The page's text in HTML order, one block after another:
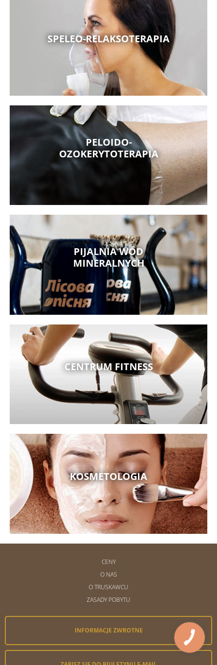
SPELEO-RELAKSOTERAPIA
PELOIDO-
OZOKERYTOTERAPIA
PIJALNIA WÓD
MINERALNYCH
CENTRUM FITNESS
KOSMETOLOGIA
CENY
O NAS
O TRUSKAWCU
ZASADY POBYTU
INFORMACJE ZWROTNE